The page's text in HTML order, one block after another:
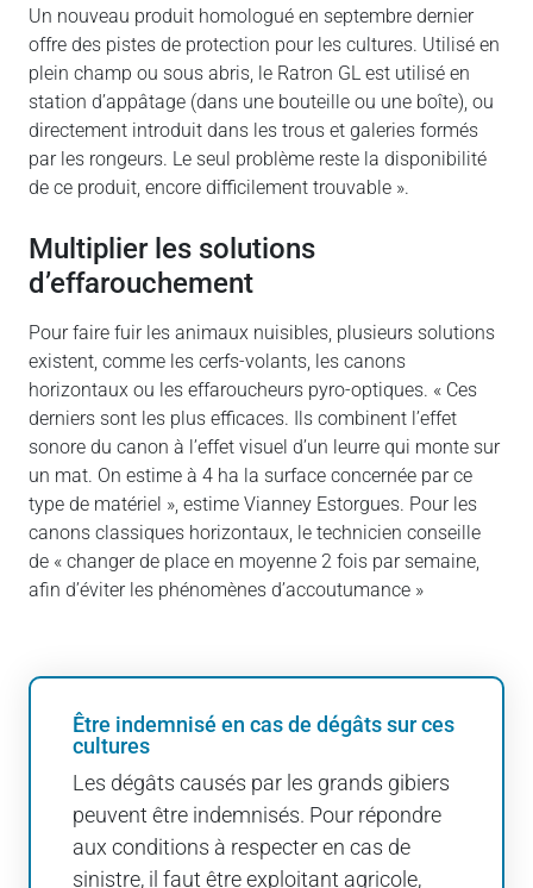
Un nouveau produit homologué en septembre dernier
offre des pistes de protection pour les cultures. Utilisé en
plein champ ou sous abris, le Ratron GL est utilisé en
station d’appâtage (dans une bouteille ou une boîte), ou
directement introduit dans les trous et galeries formés
par les rongeurs. Le seul problème reste la disponibilité
de ce produit, encore difficilement trouvable ».
Multiplier les solutions
d’effarouchement
Pour faire fuir les animaux nuisibles, plusieurs solutions
existent, comme les cerfs-volants, les canons
horizontaux ou les effaroucheurs pyro-optiques. « Ces
derniers sont les plus efficaces. Ils combinent l’effet
sonore du canon à l’effet visuel d’un leurre qui monte sur
un mat. On estime à 4 ha la surface concernée par ce
type de matériel », estime Vianney Estorgues. Pour les
canons classiques horizontaux, le technicien conseille
de « changer de place en moyenne 2 fois par semaine,
afin d’éviter les phénomènes d’accoutumance »
Être indemnisé en cas de dégâts sur ces
cultures
Les dégâts causés par les grands gibiers
peuvent être indemnisés. Pour répondre
aux conditions à respecter en cas de
sinistre, il faut être exploitant agricole,